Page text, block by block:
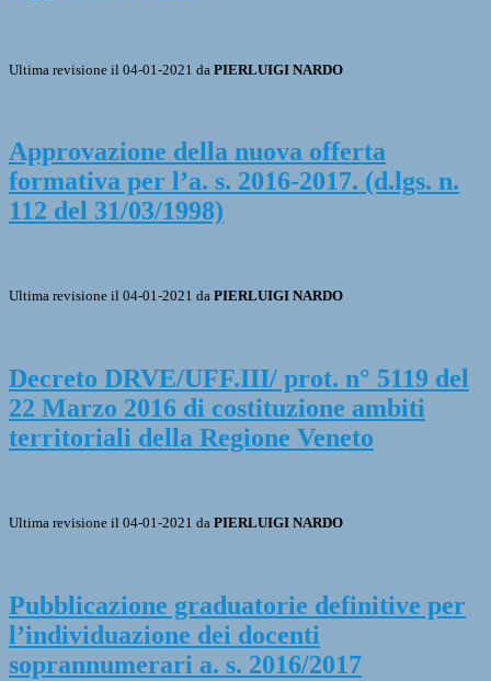
Ultima revisione il 04-01-2021 da PIERLUIGI NARDO
Approvazione della nuova offerta
formativa per l’a. s. 2016-2017. (d.lgs. n.
112 del 31/03/1998)
Ultima revisione il 04-01-2021 da PIERLUIGI NARDO
Decreto DRVE/UFF.III/ prot. n° 5119 del
22 Marzo 2016 di costituzione ambiti
territoriali della Regione Veneto
Ultima revisione il 04-01-2021 da PIERLUIGI NARDO
Pubblicazione graduatorie definitive per
l’individuazione dei docenti
soprannumerari a. s. 2016/2017